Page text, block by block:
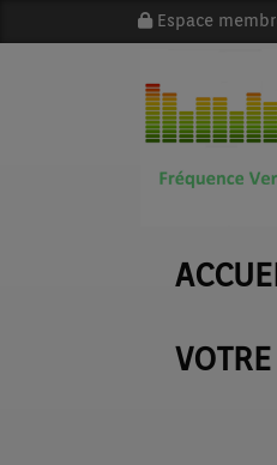
Espace